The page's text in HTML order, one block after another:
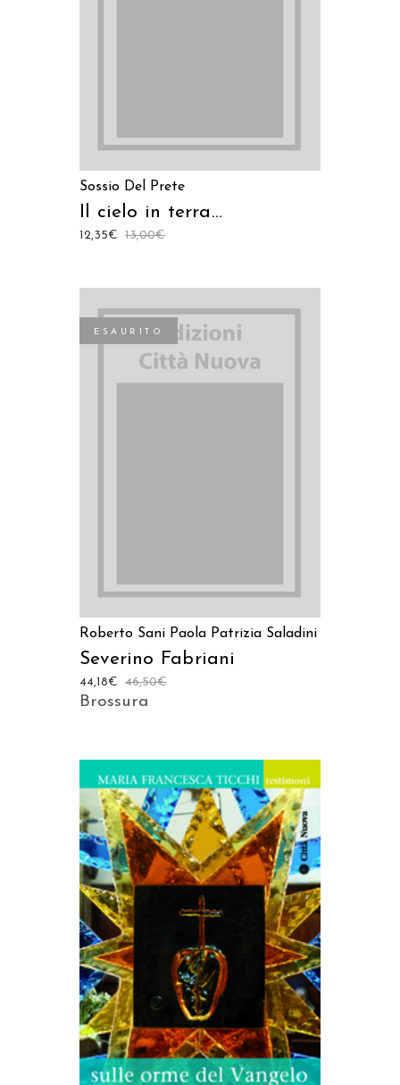
Sossio Del Prete
Il cielo in terra…
13,00€
12,35€
ESAURITO
Roberto Sani Paola Patrizia Saladini
Severino Fabriani
46,50€
44,18€
Brossura
AGGIUNGI AL CARRELLO